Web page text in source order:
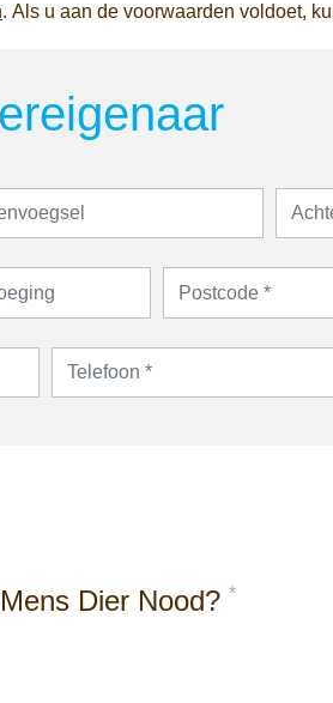
. Als u aan de voorwaarden voldoet,
Dier Nood? *